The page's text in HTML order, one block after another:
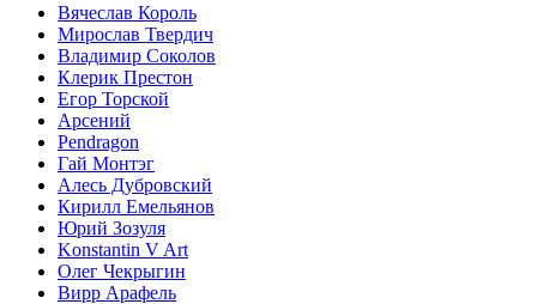
Вячеслав Король
Мирослав Твердич
Владимир Соколов
Клерик Престон
Егор Topской
Арсений
Pendragon
Гай Монтэг
Алесь Дубровский
Кирилл Емельянов
Юрий Зозуля
Konstantin V Art
Олег Чекрыгин
Вирр Арафель